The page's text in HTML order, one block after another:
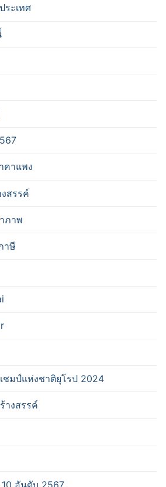
ระเทศ
คาแพง
สรรค์
ภาพ
าษี
มป์แห่งชาติยุโรป 2024
างสรรค์
อันดับ 2567